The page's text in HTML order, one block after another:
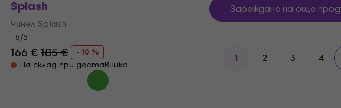
Splash
Чинел Splash
5/5
166 €185 €
- 10 %
На склад при доставчика
Зареждане на още
1 2 3 4